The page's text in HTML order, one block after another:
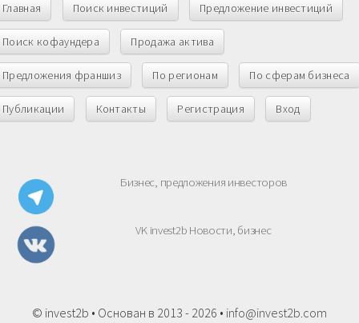
Главная Поиск инвестиций Предложение инвестиций
Поиск кофаундера Продажа актива
Предложения франшиз По регионам По сферам бизнеса
Публикации Контакты Регистрация Вход
Бизнес, предложения инвесторов
VK invest2b Новости, бизнес
© invest2b • Основан в 2013 - 2026 • info@invest2b.com